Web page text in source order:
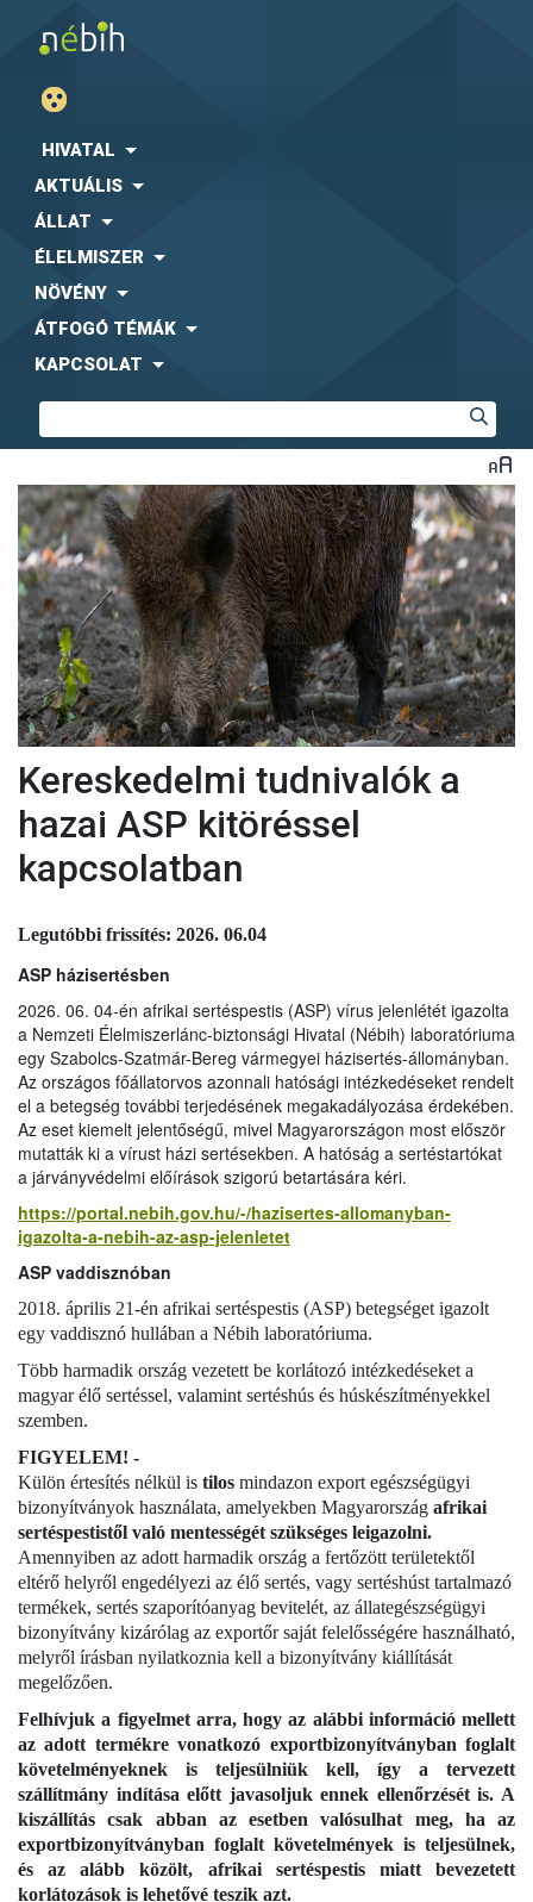
HIVATAL
AKTUÁLIS
ÁLLAT
ÉLELMISZER
NÖVÉNY
ÁTFOGÓ TÉMÁK
KAPCSOLAT
Kereskedelmi tudnivalók a
hazai ASP kitöréssel
kapcsolatban
Legutóbbi frissítés: 2026. 06.04
ASP házisertésben
2026. 06. 04-én afrikai sertéspestis (ASP) vírus jelenlétét igazolta
a Nemzeti Élelmiszerlánc-biztonsági Hivatal (Nébih) laboratóriuma
egy Szabolcs-Szatmár-Bereg vármegyei házisertés-állományban.
Az országos főállatorvos azonnali hatósági intézkedéseket rendelt
el a betegség további terjedésének megakadályozása érdekében.
Az eset kiemelt jelentőségű, mivel Magyarországon most először
mutatták ki a vírust házi sertésekben. A hatóság a sertéstartókat
a járványvédelmi előírások szigorú betartására kéri.
https://portal.nebih.gov.hu/-/hazisertes-allomanyban-
igazolta-a-nebih-az-asp-jelenletet
ASP vaddisznóban
2018. április 21-én afrikai sertéspestis (ASP) betegséget igazolt
egy vaddisznó hullában a Nébih laboratóriuma.
Több harmadik ország vezetett be korlátozó intézkedéseket a
magyar élő sertéssel, valamint sertéshús és húskészítményekkel
szemben.
FIGYELEM! -
Külön értesítés nélkül is tilos mindazon export egészségügyi
bizonyítványok használata, amelyekben Magyarország afrikai
sertéspestistől való mentességét szükséges leigazolni.
Amennyiben az adott harmadik ország a fertőzött területektől
eltérő helyről engedélyezi az élő sertés, vagy sertéshúst tartalmazó
termékek, sertés szaporítóanyag bevitelét, az állategészségügyi
bizonyítvány kizárólag az exportőr saját felelősségére használható,
melyről írásban nyilatkoznia kell a bizonyítvány kiállítását
megelőzően.
Felhívjuk a figyelmet arra, hogy az alábbi információ mellett
az adott termékre vonatkozó exportbizonyítványban foglalt
követelményeknek is teljesülniük kell, így a tervezett
szállítmány indítása előtt javasoljuk ennek ellenőrzését is. A
kiszállítás csak abban az esetben valósulhat meg, ha az
exportbizonyítványban foglalt követelmények is teljesülnek,
és az alább közölt, afrikai sertéspestis miatt bevezetett
korlátozások is lehetővé teszik azt.